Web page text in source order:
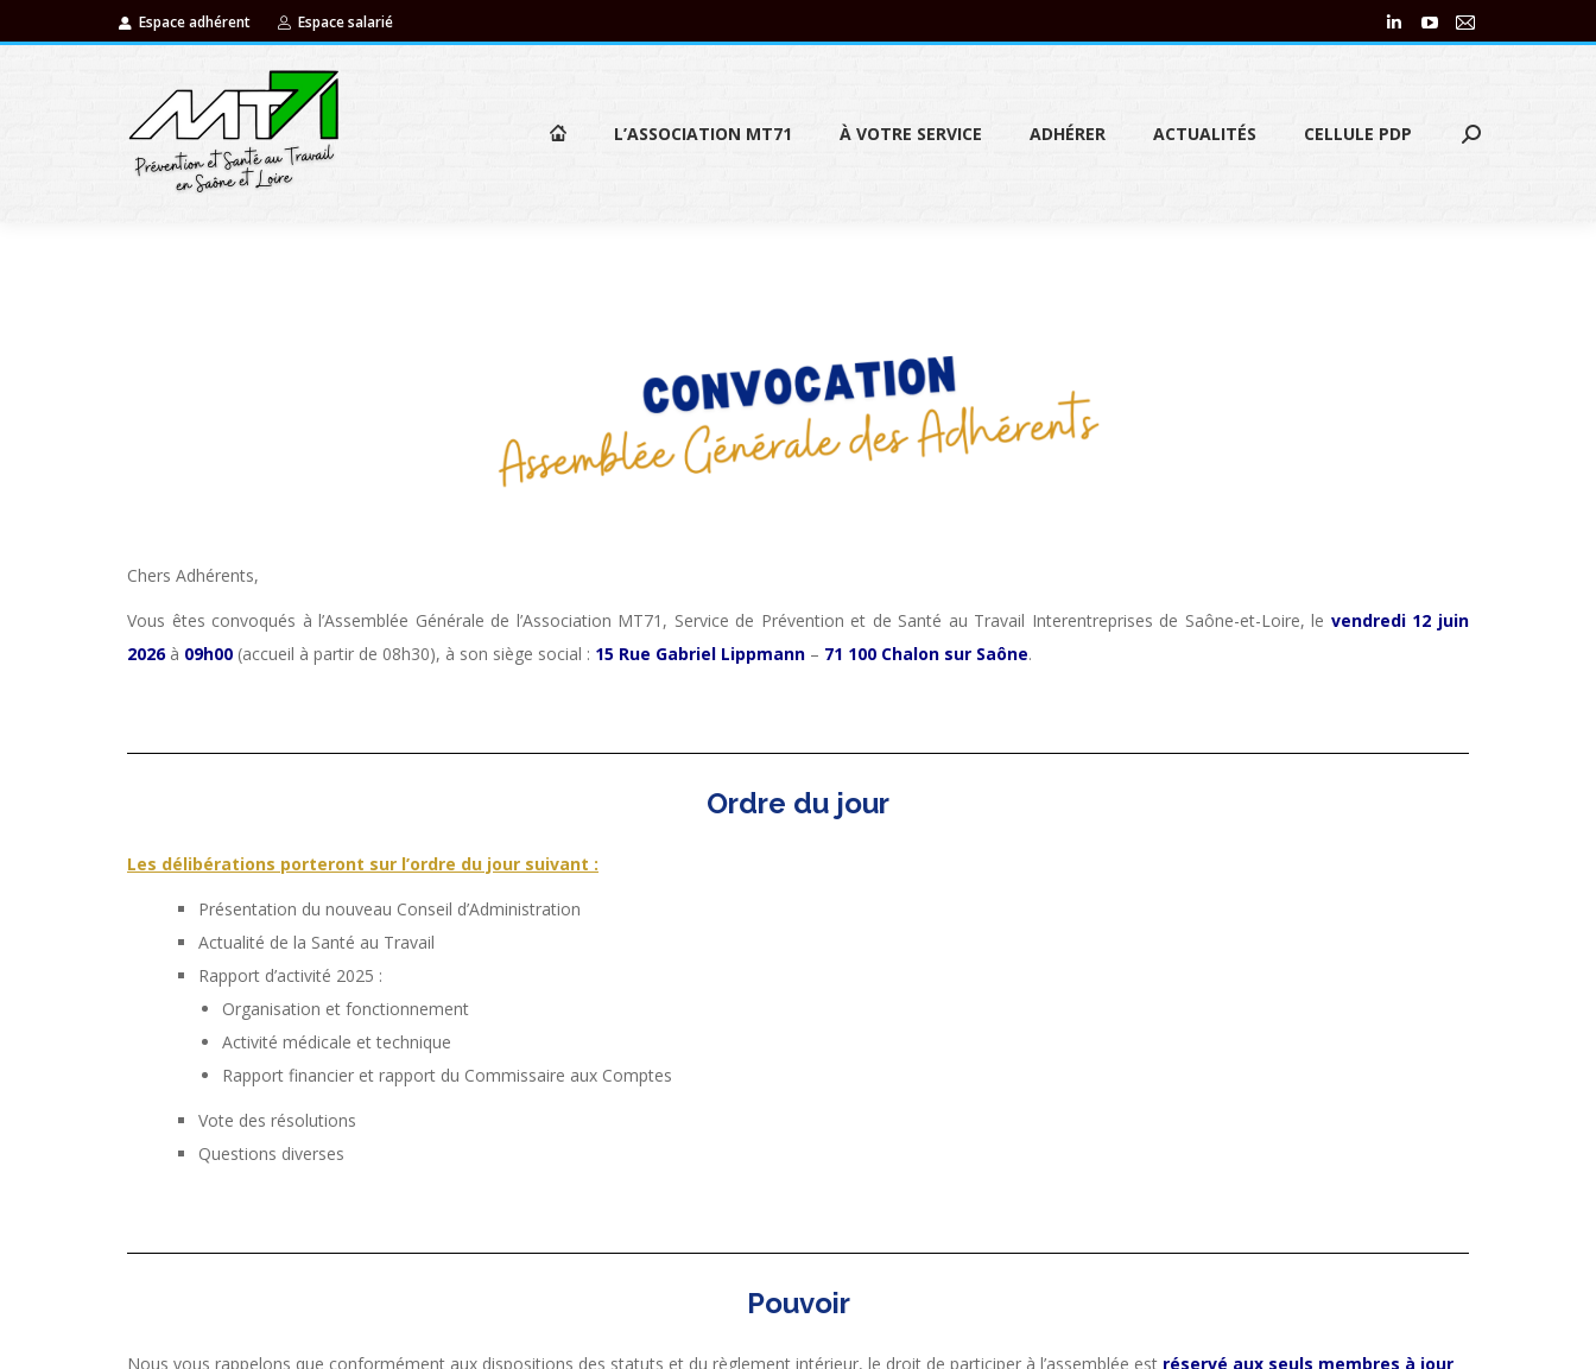
Espace adhérent Espace salarié
L’ASSOCIATION MT71 À VOTRE SERVICE ADHÉRER ACTUALITÉS CELLULE PDP
Chers Adhérents,
Vous êtes convoqués à l’Assemblée Générale de l’Association MT71, Service de Prévention et de Santé au Travail Interentreprises de Saône-et-Loire, le vendredi 12 juin
2026à 09h00 (accueil à partir de 08h30), à son siège social : 15 Rue Gabriel Lippmann – 71 100 Chalon sur Saône.
Ordre du jour
Les délibérations porteront sur l’ordre du jour suivant :
Présentation du nouveau Conseil d’Administration
Actualité de la Santé au Travail
Rapport d’activité 2025 :
Organisation et fonctionnement
Activité médicale et technique
Rapport financier et rapport du Commissaire aux Comptes
Vote des résolutions
Questions diverses
Pouvoir
Nous vous rappelons que conformément aux dispositions des statuts et du règlement intérieur, le droit de participer à l’assemblée est réservé aux seuls membres à jour